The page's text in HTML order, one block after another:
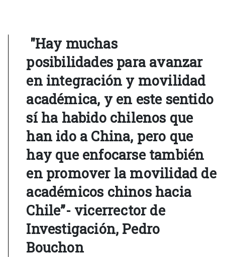
"Hay muchas
posibilidades para avanzar
en integración y movilidad
académica, y en este sentido
sí ha habido chilenos que
han ido a China, pero que
hay que enfocarse también
en promover la movilidad de
académicos chinos hacia
Chile”- vicerrector de
Investigación, Pedro
Bouchon